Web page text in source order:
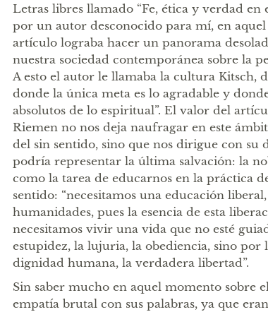
Letras libres llamado “Fe, ética y verdad
por un autor desconocido para mí, en
artículo lograba hacer un panorama
nuestra sociedad contemporánea sobre la
A esto el autor le llamaba la cultura Kitsch,
donde la única meta es lo agradable y
absolutos de lo espiritual”. El valor del
Riemen no nos deja naufragar en este
del sin sentido, sino que nos dirigue con su
podría representar la última salvación: la
como la tarea de educarnos en la práctica
sentido: “necesitamos una educación
humanidades, pues la esencia de esta
necesitamos vivir una vida que no esté
estupidez, la lujuria, la obediencia, sino por
dignidad humana, la verdadera libertad”.
Sin saber mucho en aquel momento sobre
empatía brutal con sus palabras, ya que